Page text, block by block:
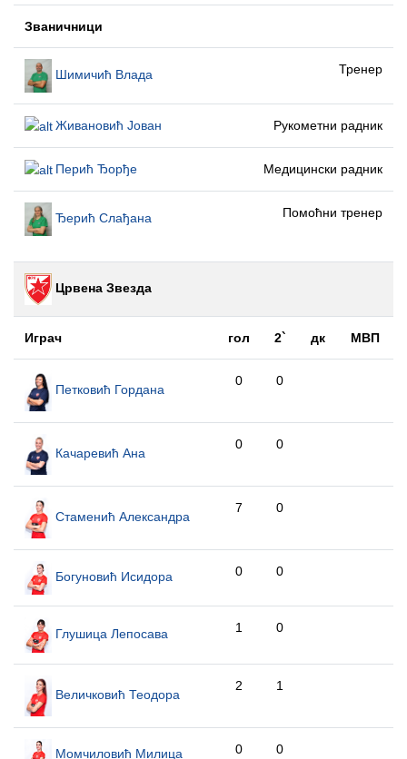
Званичници
Шимичић Влада Тренер
Живановић Јован Рукометни радник
Перић Ђорђе Медицински радник
Ђерић Слађана Помоћни тренер
Црвена Звезда
Играч гол 2` дк МВП
Петковић Гордана
0 0
Качаревић Ана
0 0
Стаменић Александра
7 0
Богуновић Исидора 0 0
Глушица Лепосава 1 0
Величковић Теодора
2 1
Момчиловић Милица 0 0